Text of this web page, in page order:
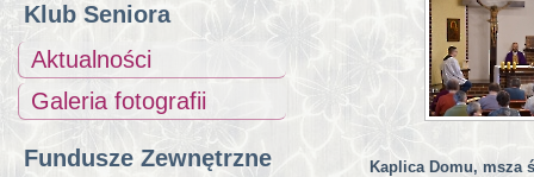
Klub Seniora
Aktualności
Galeria fotografii
Fundusze Zewnętrzne
Kaplica Domu, msza